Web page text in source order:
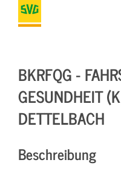
BKRFQG -
GESUNDHEIT
DETTELBACH
Beschreibung